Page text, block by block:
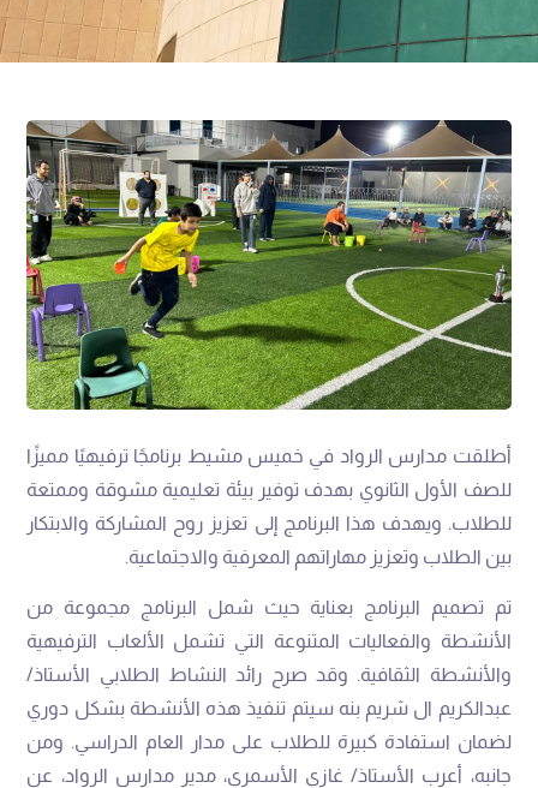
أطلقت مدارس الرواد في خميس مشيط برنامجًا ترفيهيًا مميزًا
للصف الأول الثانوي بهدف توفير بيئة تعليمية مشوقة وممتعة
للطلاب. ويهدف هذا البرنامج إلى تعزيز روح المشاركة والابتكار
بين الطلاب وتعزيز مهاراتهم المعرفية والاجتماعية.
تم تصميم البرنامج بعناية حيث شمل البرنامج مجموعة من
الأنشطة والفعاليات المتنوعة التي تشمل الألعاب الترفيهية
والأنشطة الثقافية. وقد صرح رائد النشاط الطلابي الأستاذ/
عبدالكريم ال شريم بنه سيتم تنفيذ هذه الأنشطة بشكل دوري
لضمان استفادة كبيرة للطلاب على مدار العام الدراسي. ومن
جانبه، أعرب الأستاذ/ غازي الأسمري، مدير مدارس الرواد، عن